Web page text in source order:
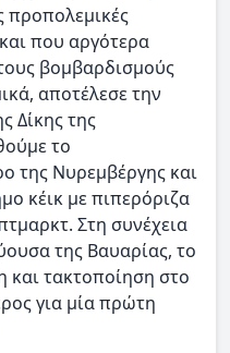
που αργότερα
βομβαρδισμούς
αποτέλεσε την
Δίκης της
το
της Νυρεμβέργης και
κέικ με πιπερόριζα
Στη συνέχεια
της Βαυαρίας, το
τακτοποίηση στο
για μία πρώτη